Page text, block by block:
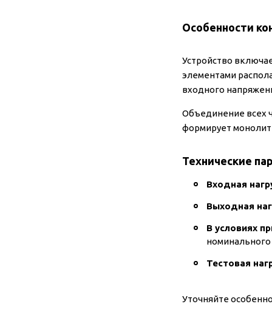
Особенности
Устройство
элементами
входного
Объединение всех
формирует
Технические
Входная
Выходная
В условиях
Тестовая
Уточняйте